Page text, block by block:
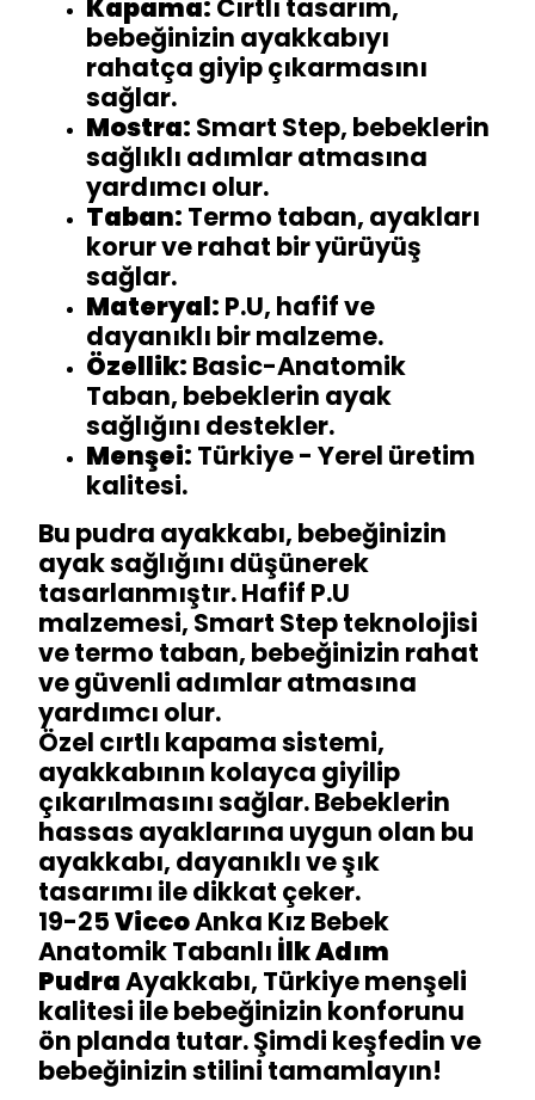
Kapama: Cırtlı tasarım,
bebeğinizin ayakkabıyı
rahatça giyip çıkarmasını
sağlar.
Mostra: Smart Step, bebeklerin
sağlıklı adımlar atmasına
yardımcı olur.
Taban: Termo taban, ayakları
korur ve rahat bir yürüyüş
sağlar.
Materyal: P.U, hafif ve
dayanıklı bir malzeme.
Özellik: Basic-Anatomik
Taban, bebeklerin ayak
sağlığını destekler.
Menşei: Türkiye - Yerel üretim
kalitesi.
Bu pudra ayakkabı, bebeğinizin
ayak sağlığını düşünerek
tasarlanmıştır. Hafif P.U
malzemesi, Smart Step teknolojisi
ve termo taban, bebeğinizin rahat
ve güvenli adımlar atmasına
yardımcı olur.
Özel cırtlı kapama sistemi,
ayakkabının kolayca giyilip
çıkarılmasını sağlar. Bebeklerin
hassas ayaklarına uygun olan bu
ayakkabı, dayanıklı ve şık
tasarımı ile dikkat çeker.
19-25ViccoAnka Kız Bebek
Anatomik Tabanlı İlk Adım
PudraAyakkabı, Türkiye menşeli
kalitesi ile bebeğinizin konforunu
ön planda tutar. Şimdi keşfedin ve
bebeğinizin stilini tamamlayın!